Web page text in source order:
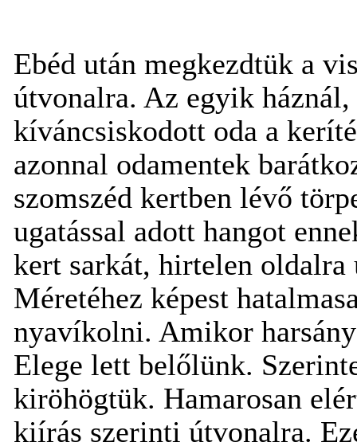
Ebéd után megkezdtük a
útvonalra. Az egyik
kíváncsiskodott oda a
azonnal odamentek
szomszéd kertben lévő
ugatással adott hangot
kert sarkát, hirtelen
Méretéhez képest
nyavíkolni. Amikor
Elege lett belőlünk.
kiröhögtük. Hamarosan
kiírás szerinti útvonalra.